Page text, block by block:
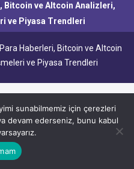
Bitcoin ve Altcoin Analizleri,
ve Piyasa Trendleri
Haberleri, Bitcoin ve Altcoin
ve Piyasa Trendleri
sunabilmemiz için çerezleri
devam ederseniz, bunu kabul